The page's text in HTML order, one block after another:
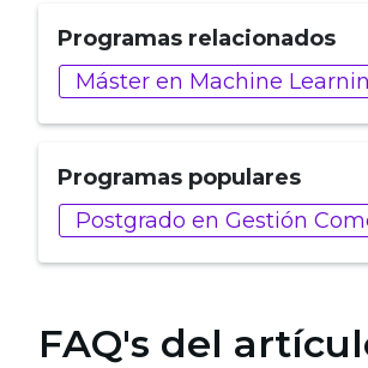
Programas relacionados
Máster en Machine
Programas populares
Postgrado en Gestión
FAQ's del